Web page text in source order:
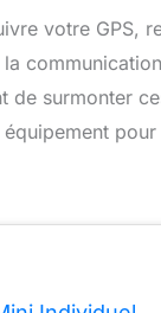
votre GPS,
de surmonter
pour